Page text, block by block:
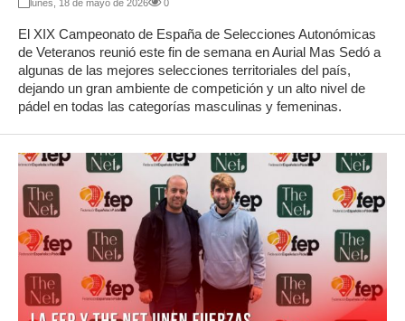
lunes, 18 de mayo de 2026 0
El XIX Campeonato de España de Selecciones Autonómicas
de Veteranos reunió este fin de semana en Aurial Mas Sedó a
algunas de las mejores selecciones territoriales del país,
dejando un gran ambiente de competición y un alto nivel de
pádel en todas las categorías masculinas y femeninas.